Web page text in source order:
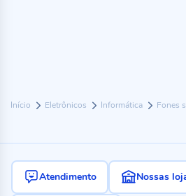
Início Eletrônicos Informática Fones
Atendimento Nossas